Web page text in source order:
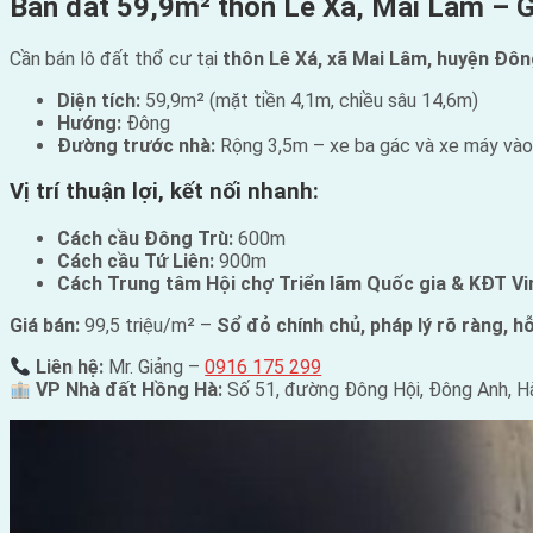
Cần bán lô đất thổ cư tại thôn Lê Xá, xã Mai Lâm, huyện
Diện tích: 59,9m² (mặt tiền 4,1m, chiều sâu 14,6m)
Hướng: Đông
Đường trước nhà: Rộng 3,5m – xe ba gác và xe máy
Vị trí thuận lợi, kết nối nhanh:
Cách cầu Đông Trù: 600m
Cách cầu Tứ Liên: 900m
Cách Trung tâm Hội chợ Triển lãm Quốc gia & KĐT
Giá bán: 99,5 triệu/m² – Sổ đỏ chính chủ, pháp lý rõ ràng,
Liên hệ: Mr. Giảng –0916 175 299
VP Nhà đất Hồng Hà: Số 51, đường Đông Hội, Đông Anh,